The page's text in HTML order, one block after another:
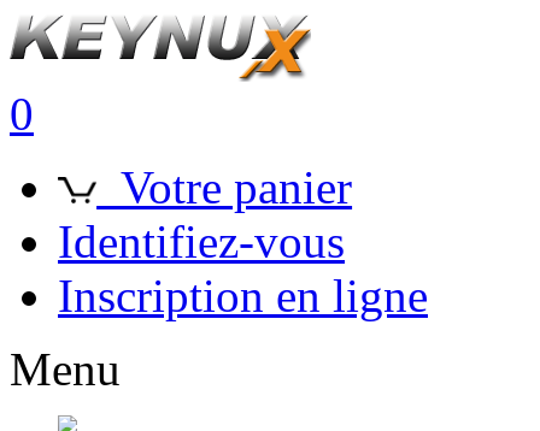
0
Votre panier
Identifiez-vous
Inscription en ligne
Menu